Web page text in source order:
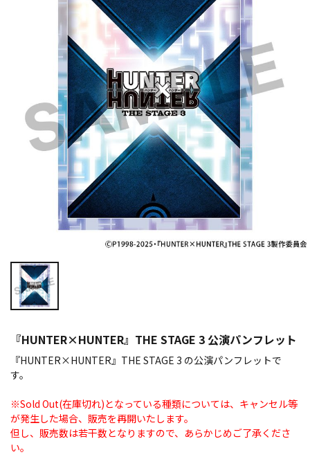
『HUNTER×HUNTER』THE STAGE 3 公演パンフレット
『HUNTER×HUNTER』THE STAGE 3 の公演パンフレットで
す。
※Sold Out(在庫切れ)となっている種類については、キャンセル等
が発生した場合、販売を再開いたします。
但し、販売数は若干数となりますので、あらかじめご了承くださ
い。